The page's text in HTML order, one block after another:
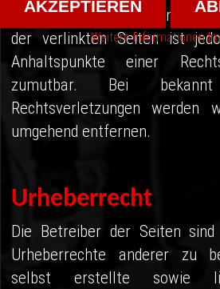
erkennbar. Eine permanente
der verlinkten Seiten ist
Anhaltspunkte einer
zumutbar. Bei
Rechtsverletzungen werden
umgehend entfernen.
Urheberrecht
Die Betreiber der Seiten
Urheberrechte anderer zu
selbst erstellte sowie
AKZEPTIEREN
Weitere Informationen